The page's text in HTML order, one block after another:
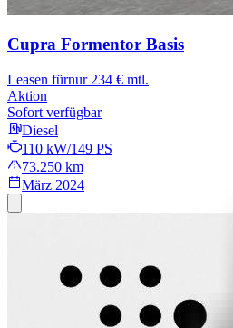
Cupra Formentor Basis
Leasen fürnur 234 € mtl.
Aktion
Sofort verfügbar
Diesel
110 kW/149 PS
73.250 km
März 2024